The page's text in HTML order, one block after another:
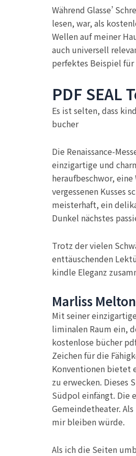
Während Glasse’
lesen, war, als
Wellen auf meiner
auch universell
perfektes Beispiel für
PDF SEAL
Es ist selten, dass
bucher
Die Renaissance-
einzigartige und
heraufbeschwor,
vergessenen Kusses
meisterhaft, ein
Dunkel nächstes
Trotz der vielen
enttäuschenden
kindle Eleganz
Marliss
Mit seiner
liminalen Raum ein,
kostenlose bücher
Zeichen für die
Konventionen bietet
zu erwecken. Dieses
Südpol einfängt. Die
Gemeindetheater.
mir bleiben würde.
Als ich die Seiten